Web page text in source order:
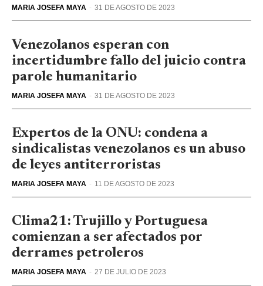
MARIA JOSEFA MAYA - 31 DE AGOSTO DE 2023
Venezolanos esperan con
incertidumbre fallo del juicio contra
parole humanitario
MARIA JOSEFA MAYA - 31 DE AGOSTO DE 2023
Expertos de la ONU: condena a
sindicalistas venezolanos es un abuso
de leyes antiterroristas
MARIA JOSEFA MAYA - 11 DE AGOSTO DE 2023
Clima21: Trujillo y Portuguesa
comienzan a ser afectados por
derrames petroleros
MARIA JOSEFA MAYA - 27 DE JULIO DE 2023